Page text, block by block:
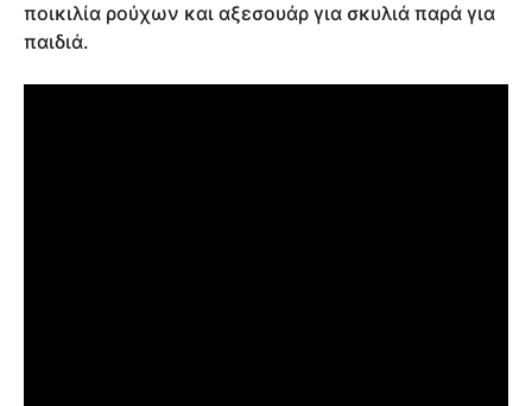
ποικιλία ρούχων και αξεσουάρ για σκυλιά παρά για
παιδιά.